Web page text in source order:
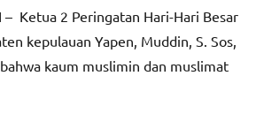
– Ketua 2 Peringatan Hari-Hari Besar
kepulauan Yapen, Muddin, S. Sos,
kaum muslimin dan muslimat